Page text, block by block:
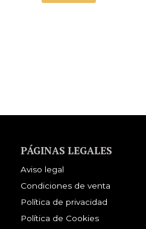
PÁGINAS LEGALES
Aviso legal
Condiciones de venta
Política de privacidad
Política de Cookies